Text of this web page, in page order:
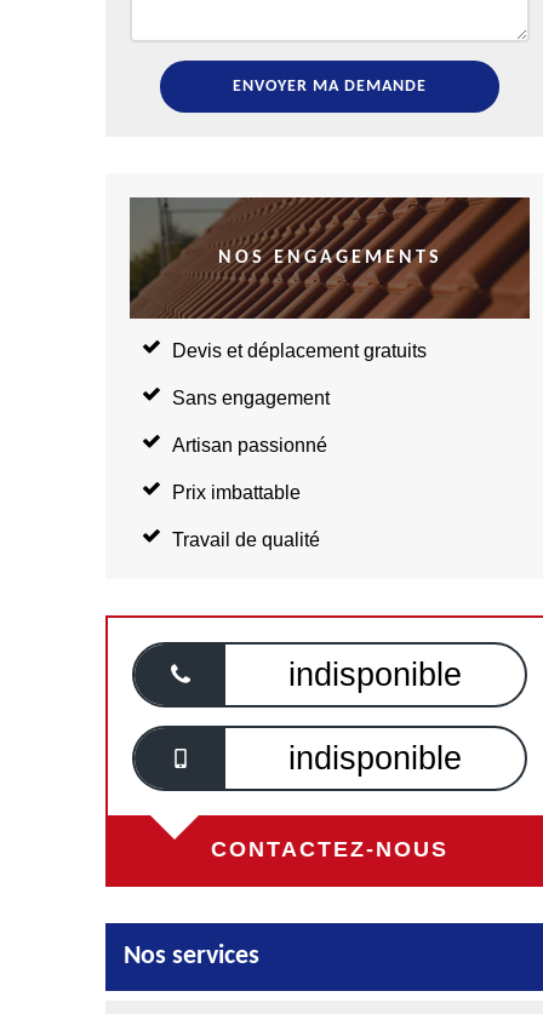
NOS ENGAGEMENTS
Devis et déplacement gratuits
Sans engagement
Artisan passionné
Prix imbattable
Travail de qualité
indisponible
indisponible
CONTACTEZ-NOUS
Nos services